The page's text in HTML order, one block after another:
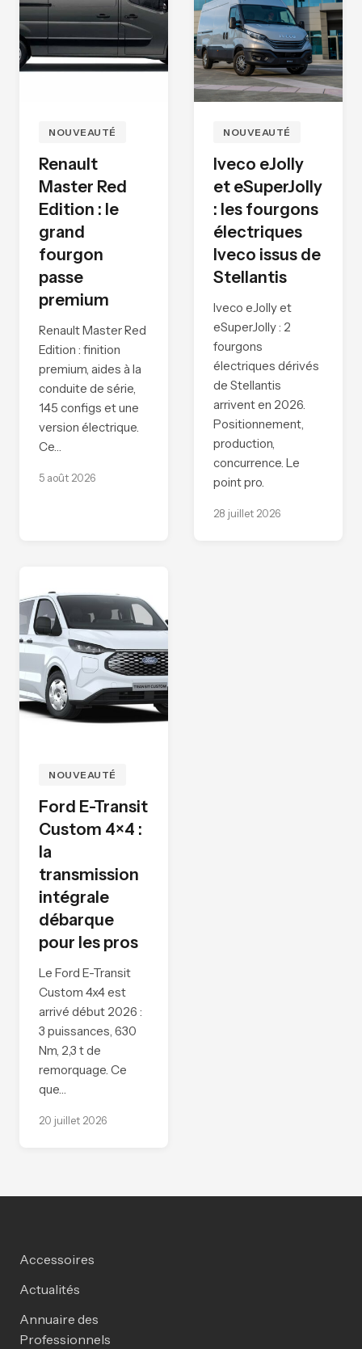
NOUVEAUTÉ
Renault
Master Red
Edition : le
grand
fourgon
passe
premium
Renault Master Red
Edition : finition
premium, aides à la
conduite de série,
145 configs et une
version électrique.
Ce…
5 août 2026
NOUVEAUTÉ
Iveco eJolly
et eSuperJolly
: les fourgons
électriques
Iveco issus de
Stellantis
Iveco eJolly et
eSuperJolly : 2
fourgons
électriques dérivés
de Stellantis
arrivent en 2026.
Positionnement,
production,
concurrence. Le
point pro.
28 juillet 2026
NOUVEAUTÉ
Ford E-Transit
Custom 4×4 :
la
transmission
intégrale
débarque
pour les pros
Le Ford E-Transit
Custom 4x4 est
arrivé début 2026 :
3 puissances, 630
Nm, 2,3 t de
remorquage. Ce
que…
20 juillet 2026
Accessoires
Actualités
Annuaire des
Professionnels